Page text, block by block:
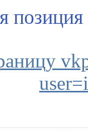
позиция